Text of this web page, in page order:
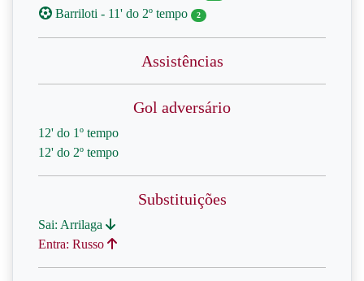
Barriloti - 11' do 2º tempo 2
Assistências
Gol adversário
12' do 1º tempo
12' do 2º tempo
Substituições
Sai: Arrilaga
Entra: Russo